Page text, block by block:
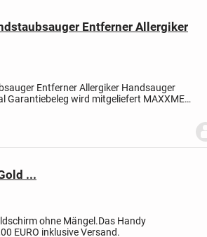
Entferner Allergiker
Entferner Allergiker Handsauger
Garantiebeleg wird mitgeliefert MAXXMEE
- 300 W -...
...
ohne Mängel.Das Handy
EURO inklusive Versand.